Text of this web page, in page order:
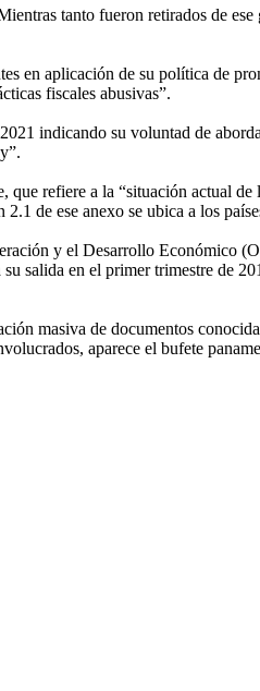
tanto fueron retirados de
en aplicación de su política de
fiscales abusivas”.
indicando su voluntad de
refiere a la “situación actual
de ese anexo se ubica a los
y el Desarrollo Económico
salida en el primer trimestre de
masiva de documentos
aparece el bufete